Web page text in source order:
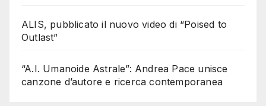
ALIS, pubblicato il nuovo video di “Poised to
Outlast”
“A.I. Umanoide Astrale”: Andrea Pace unisce
canzone d’autore e ricerca contemporanea